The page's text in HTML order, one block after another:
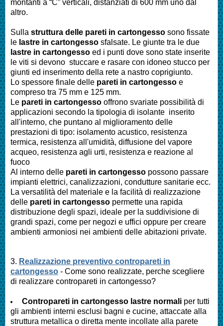
montanti a “C” verticali, distanziati di 600 mm uno dal
altro.
Sulla struttura delle pareti in cartongesso sono fissate
le lastre in cartongesso sfalsate. Le giunte tra le due
lastre in cartongesso ed i punti dove sono state inserite
le viti si devono stuccare e rasare con idoneo stucco per
giunti ed inserimento della rete a nastro coprigiunto.
Lo spessore finale delle pareti in cartongesso e
compreso tra 75 mm e 125 mm.
Le pareti in cartongesso offrono svariate possibilità di
applicazioni secondo la tipologia di isolante inserito
all'interno, che puntano al miglioramento delle
prestazioni di tipo: isolamento acustico, resistenza
termica, resistenza all'umidità, diffusione del vapore
acqueo, resistenza agli urti, resistenza e reazione al
fuoco
Al interno delle pareti in cartongesso possono passare
impianti elettrici, canalizzazioni, condutture sanitarie ecc.
La versatilità del materiale e la facilità di realizzazione
delle pareti in cartongesso permette una rapida
distribuzione degli spazi, ideale per la suddivisione di
grandi spazi, come per negozi e uffici oppure per creare
ambienti armoniosi nei ambienti delle abitazioni private.
3. Realizzazione preventivo contropareti in
cartongesso - Come sono realizzate, perche scegliere
di realizzare contropareti in cartongesso?
Contropareti in cartongesso lastre normali per tutti
gli ambienti interni esclusi bagni e cucine, attaccate alla
struttura metallica o diretta mente incollate alla parete